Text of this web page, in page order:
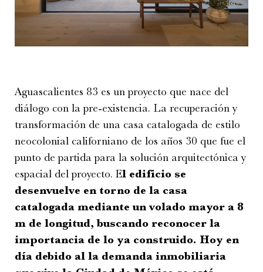
Aguascalientes 83 es un proyecto que nace del
diálogo con la pre-existencia. La recuperación y
transformación de una casa catalogada de estilo
neocolonial californiano de los años 30 que fue el
punto de partida para la solución arquitectónica y
espacial del proyecto. El edificio se
desenvuelve en torno de la casa
catalogada mediante un volado mayor a 8
m de longitud, buscando reconocer la
importancia de lo ya construido. Hoy en
día debido al la demanda inmobiliaria